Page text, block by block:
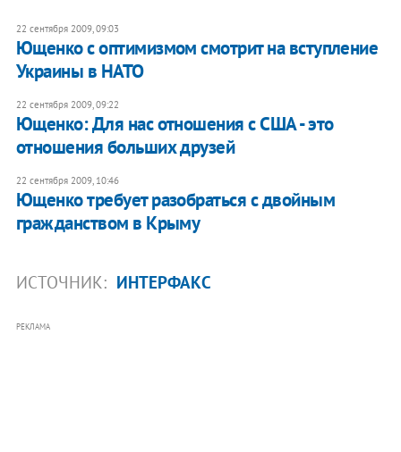
22 сентября 2009, 09:03
Ющенко с оптимизмом смотрит на вступление
Украины в НАТО
22 сентября 2009, 09:22
Ющенко: Для нас отношения с США - это
отношения больших друзей
22 сентября 2009, 10:46
Ющенко требует разобраться с двойным
гражданством в Крыму
ИСТОЧНИК: ИНТЕРФАКС
РЕКЛАМА